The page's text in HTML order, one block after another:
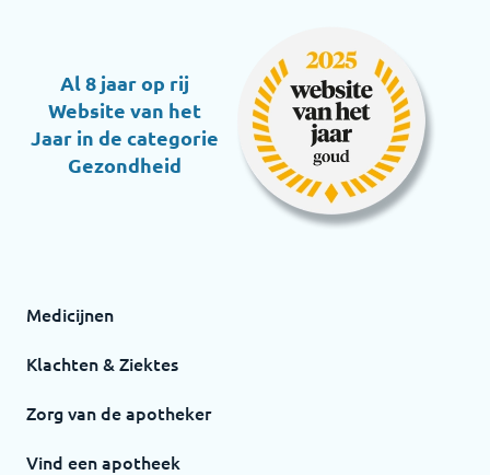
Al 8 jaar op rij
Website van het
Jaar in de categorie
Gezondheid
Medicijnen
Klachten & Ziektes
Zorg van de apotheker
Vind een apotheek